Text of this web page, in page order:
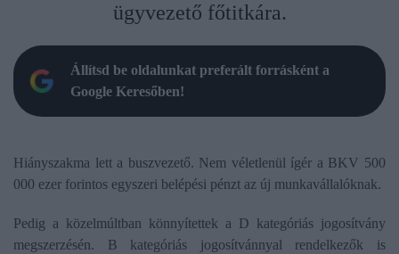
ügyvezető főtitkára.
Állítsd be oldalunkat preferált forrásként a
Google Keresőben!
Hiányszakma lett a buszvezető. Nem véletlenül ígér a BKV 500
000 ezer forintos egyszeri belépési pénzt az új munkavállalóknak.
Pedig a közelmúltban könnyítettek a D kategóriás jogosítvány
megszerzésén. B kategóriás jogosítvánnyal rendelkezők is